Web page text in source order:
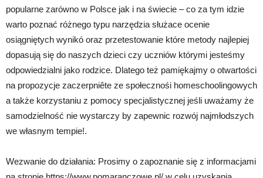
popularne zarówno w Polsce jak i na świecie – co za tym idzie
warto poznać różnego typu narzędzia służace ocenie
osiągniętych wynikó oraz przetestowanie które metody najlepiej
dopasują się do naszych dzieci czy uczniów którymi jesteśmy
odpowiedzialni jako rodzice. Dlatego też pamiękajmy o otwartości
na propozycje zaczerpniête ze społecznośi homeschoolingowych
a także korzystaniu z pomocy specjalistycznej jeśli uważamy że
samodzielność nie wystarczy by zapewnic rozwój najmłodszych
we własnym tempie!.
Wezwanie do działania: Prosimy o zapoznanie się z informacjami